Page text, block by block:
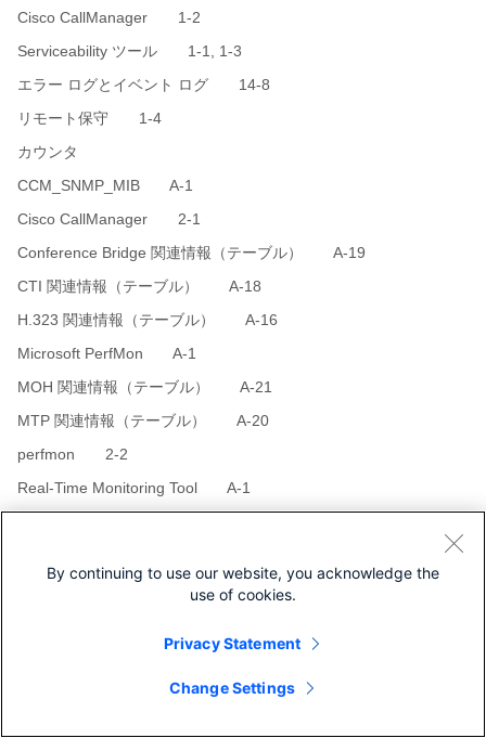
Cisco CallManager 1-2
Serviceability ツール 1-1, 1-3
エラー ログとイベント ログ 14-8
リモート保守 1-4
カウンタ
CCM_SNMP_MIB A-1
Cisco CallManager 2-1
Conference Bridge 関連情報（テーブル） A-19
CTI 関連情報（テーブル） A-18
H.323 関連情報（テーブル） A-16
Microsoft PerfMon A-1
MOH 関連情報（テーブル） A-21
MTP 関連情報（テーブル） A-20
perfmon 2-2
Real-Time Monitoring Tool A-1
ゲートウェイ関連情報（テーブル） A-3
図形式での表示 9-51
By continuing to use our website, you acknowledge the
use of cookies.
Privacy Statement
Change Settings